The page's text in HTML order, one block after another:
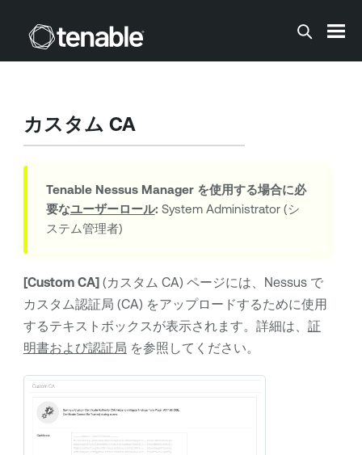
メインコンテンツに移動する
カスタム CA
Tenable Nessus Managerを使用する場合に必
要なユーザーロール: System Administrator (シ
ステム管理者)
[Custom CA] (カスタム CA) ページには、Nessus で
カスタム認証局 (CA) をアップロードするために使用
するテキストボックスが表示されます。詳細は、 証
明書および認証局 を参照してください。